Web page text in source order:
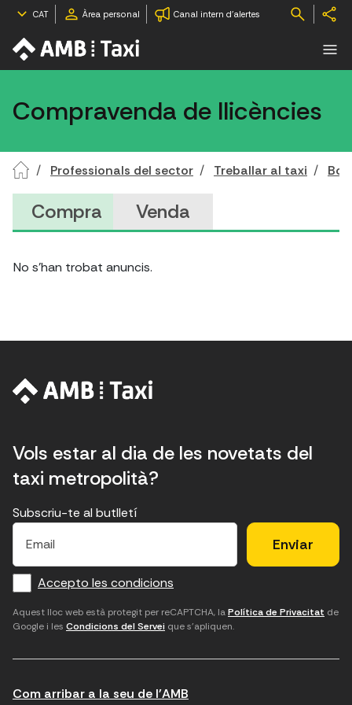
CAT Àrea personal Canal intern d'alertes
Compravenda de llicències
Professionals del sector Treballar al taxi
Compra Venda
No s'han trobat anuncis.
e
n
d
d
l
l
i
c
Vols estar al dia de les novetats del
taxi metropolità?
E
f
o
r
m
i
E
c
a
m
p
r
H
u
d
'
a
e
×
Subscriu-te al butlletí
E
a
i
Accepto les condicions
Aquest lloc web està protegit per reCAPTCHA, laPolítica de Privacitat de
Google i les Condicions del Servei que s'apliquen.
Com arribar a la seu de l'AMB